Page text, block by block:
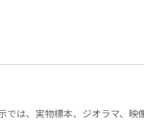
は、実物標本、ジオラマ、